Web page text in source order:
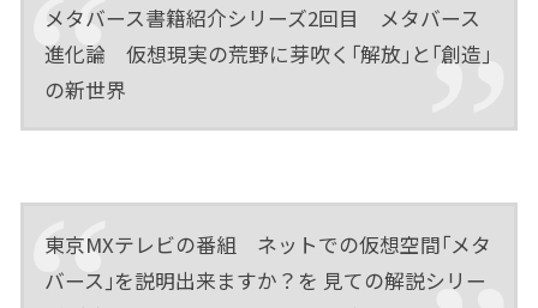
メタバース書籍紹介シリーズ2回目 メタバース
進化論 仮想現実の荒野に芽吹く｢解放｣と｢創造｣
の新世界
東京MXテレビの番組 ネットでの仮想空間｢メタ
バース｣を説明出来ますか？を 見ての解説シリー